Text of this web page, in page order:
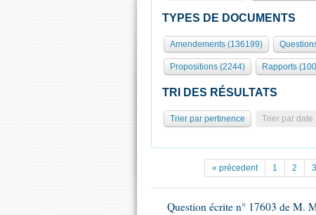
TYPES DE DOCUMENTS
Amendements (136199)
Propositions (2244) Rapports
TRI DES RÉSULTATS
Trier par pertinence Trier par date
« précedent 1 2 3
Question écrite n° 17603 de M.